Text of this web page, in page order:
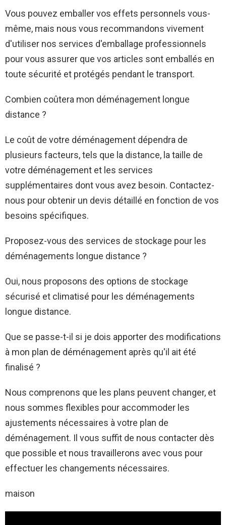
Vous pouvez emballer vos effets personnels vous-
même, mais nous vous recommandons vivement
d'utiliser nos services d'emballage professionnels
pour vous assurer que vos articles sont emballés en
toute sécurité et protégés pendant le transport.
Combien coûtera mon déménagement longue
distance ?
Le coût de votre déménagement dépendra de
plusieurs facteurs, tels que la distance, la taille de
votre déménagement et les services
supplémentaires dont vous avez besoin. Contactez-
nous pour obtenir un devis détaillé en fonction de vos
besoins spécifiques.
Proposez-vous des services de stockage pour les
déménagements longue distance ?
Oui, nous proposons des options de stockage
sécurisé et climatisé pour les déménagements
longue distance.
Que se passe-t-il si je dois apporter des modifications
à mon plan de déménagement après qu'il ait été
finalisé ?
Nous comprenons que les plans peuvent changer, et
nous sommes flexibles pour accommoder les
ajustements nécessaires à votre plan de
déménagement. Il vous suffit de nous contacter dès
que possible et nous travaillerons avec vous pour
effectuer les changements nécessaires.
maison